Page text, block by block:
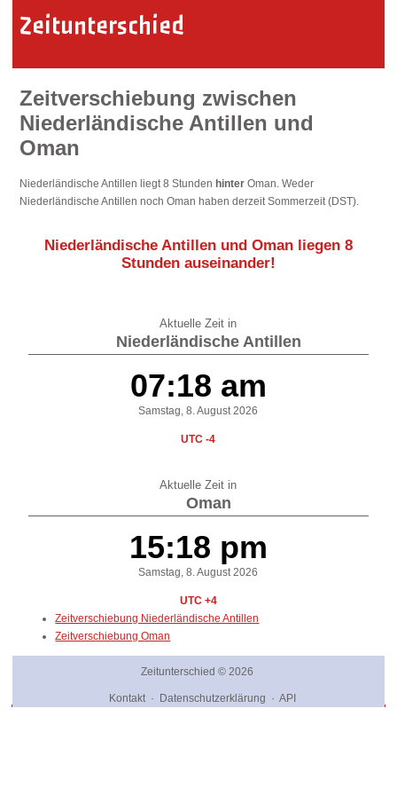
Zeitunterschied
Zeitverschiebung zwischen
Niederländische Antillen und
Oman
Niederländische Antillen liegt 8 Stundenhinter Oman. Weder
Niederländische Antillen noch Oman haben derzeit Sommerzeit (DST).
Niederländische Antillen und Oman liegen 8
Stunden auseinander!
Aktuelle Zeit in
Niederländische Antillen
07:18 am
Samstag, 8. August 2026
UTC -4
Aktuelle Zeit in
Oman
15:18 pm
Samstag, 8. August 2026
UTC +4
Zeitverschiebung Niederländische Antillen
Zeitverschiebung Oman
Zeitunterschied © 2026
Kontakt· Datenschutzerklärung · API